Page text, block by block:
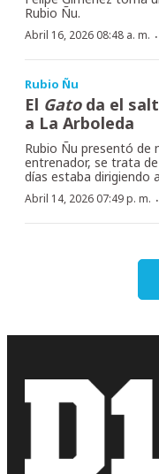
Rubio Ñu.
Abril 16, 2026 08:48 a. m. ·
Rubio Ñu
El Gatoda el
a La Arboleda
Rubio Ñu presentó de
entrenador, se trata
días estaba dirigiendo
Abril 14, 2026 07:49 p. m. ·